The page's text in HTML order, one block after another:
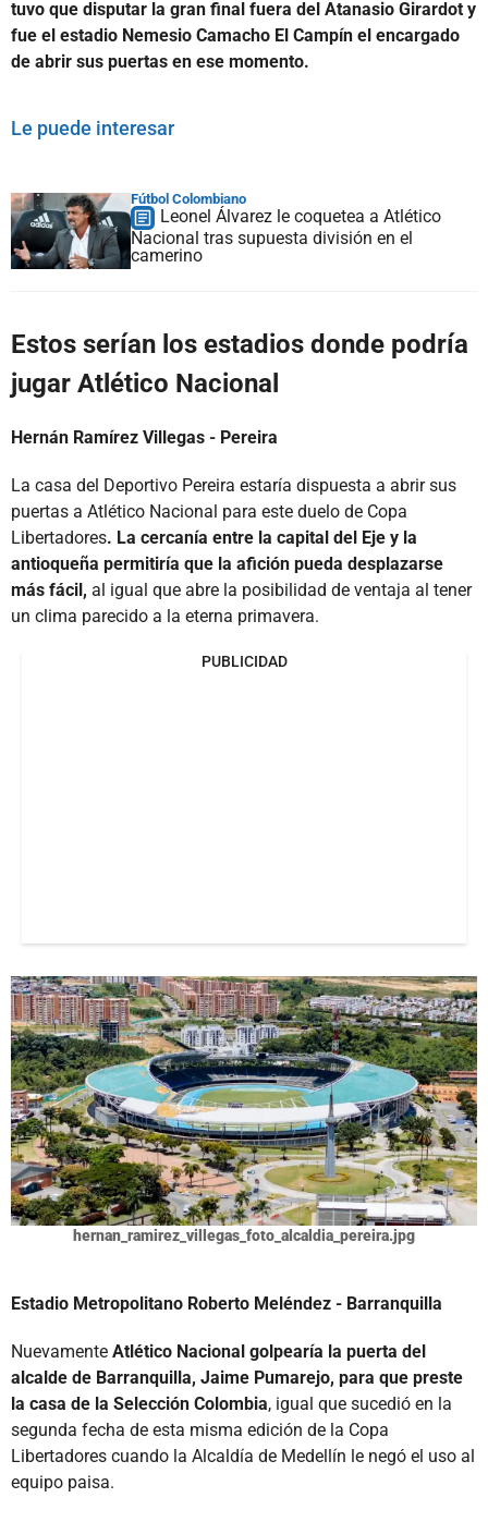
tuvo que disputar la gran final fuera del Atanasio Girardot y
fue el estadio Nemesio Camacho El Campín el encargado
de abrir sus puertas en ese momento.
Le puede interesar
Fútbol Colombiano
Leonel Álvarez le coquetea a Atlético
Nacional tras supuesta división en el
camerino
Estos serían los estadios donde podría
jugar Atlético Nacional
Hernán Ramírez Villegas - Pereira
La casa del Deportivo Pereira estaría dispuesta a abrir sus
puertas a Atlético Nacional para este duelo de Copa
Libertadores. La cercanía entre la capital del Eje y la
antioqueña permitiría que la afición pueda desplazarse
más fácil, al igual que abre la posibilidad de ventaja al tener
un clima parecido a la eterna primavera.
PUBLICIDAD
hernan_ramirez_villegas_foto_alcaldia_pereira.jpg
Estadio Metropolitano Roberto Meléndez - Barranquilla
Nuevamente Atlético Nacional golpearía la puerta del
alcalde de Barranquilla, Jaime Pumarejo, para que preste
la casa de la Selección Colombia, igual que sucedió en la
segunda fecha de esta misma edición de la Copa
Libertadores cuando la Alcaldía de Medellín le negó el uso al
equipo paisa.